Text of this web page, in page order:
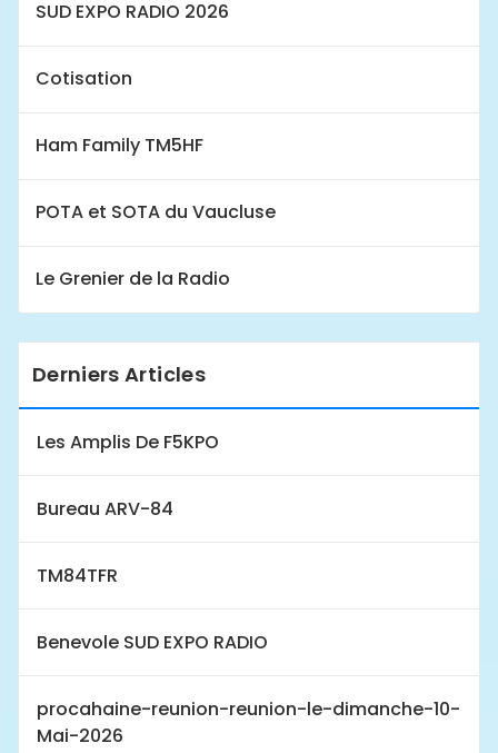
SUD EXPO RADIO 2026
Cotisation
Ham Family TM5HF
POTA et SOTA du Vaucluse
Le Grenier de la Radio
Derniers Articles
Les Amplis De F5KPO
Bureau ARV-84
TM84TFR
Benevole SUD EXPO RADIO
procahaine-reunion-reunion-le-dimanche-10-
Mai-2026